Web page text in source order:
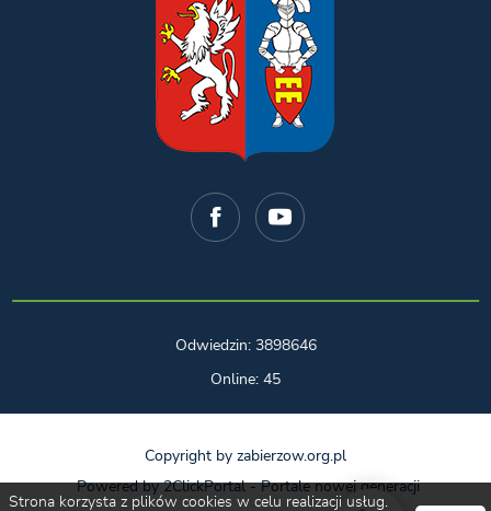
Odwiedzin: 3898646
Online: 45
Copyright by zabierzow.org.pl
Powered by2ClickPortal- Portale nowej generacji
Strona korzysta z plików cookies w celu realizacji usług.